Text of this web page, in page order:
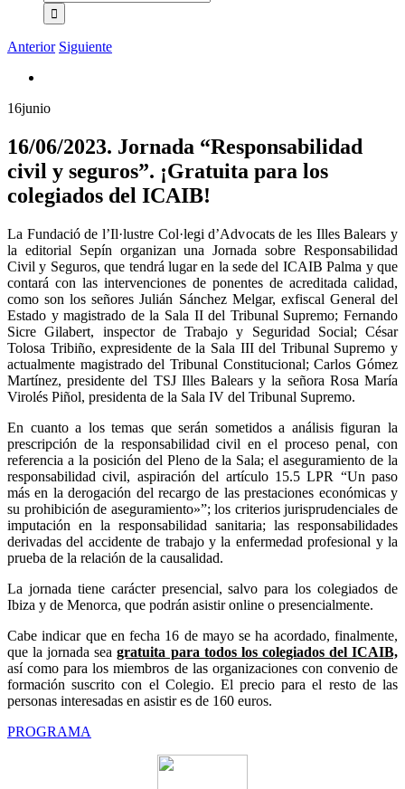
Anterior Siguiente
16junio
16/06/2023. Jornada “Responsabilidad
civil y seguros”. ¡Gratuita para los
colegiados del ICAIB!
La Fundació de l’Il·lustre Col·legi d’Advocats de les Illes Balears y
la editorial Sepín organizan una Jornada sobre Responsabilidad
Civil y Seguros, que tendrá lugar en la sede del ICAIB Palma y que
contará con las intervenciones de ponentes de acreditada calidad,
como son los señores Julián Sánchez Melgar, exfiscal General del
Estado y magistrado de la Sala II del Tribunal Supremo; Fernando
Sicre Gilabert, inspector de Trabajo y Seguridad Social; César
Tolosa Tribiño, expresidente de la Sala III del Tribunal Supremo y
actualmente magistrado del Tribunal Constitucional; Carlos Gómez
Martínez, presidente del TSJ Illes Balears y la señora Rosa María
Virolés Piñol, presidenta de la Sala IV del Tribunal Supremo.
En cuanto a los temas que serán sometidos a análisis figuran la
prescripción de la responsabilidad civil en el proceso penal, con
referencia a la posición del Pleno de la Sala; el aseguramiento de la
responsabilidad civil, aspiración del artículo 15.5 LPR “Un paso
más en la derogación del recargo de las prestaciones económicas y
su prohibición de aseguramiento»”; los criterios jurisprudenciales de
imputación en la responsabilidad sanitaria; las responsabilidades
derivadas del accidente de trabajo y la enfermedad profesional y la
prueba de la relación de la causalidad.
La jornada tiene carácter presencial, salvo para los colegiados de
Ibiza y de Menorca, que podrán asistir online o presencialmente.
Cabe indicar que en fecha 16 de mayo se ha acordado, finalmente,
que la jornada seagratuita para todos los colegiados del ICAIB,
así como para los miembros de las organizaciones con convenio de
formación suscrito con el Colegio. El precio para el resto de las
personas interesadas en asistir es de 160 euros.
PROGRAMA